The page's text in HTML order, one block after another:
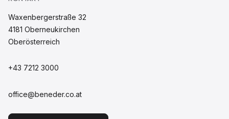
Waxenbergerstraße 32
4181 Oberneukirchen
Oberösterreich
+43 7212 3000
office@beneder.co.at